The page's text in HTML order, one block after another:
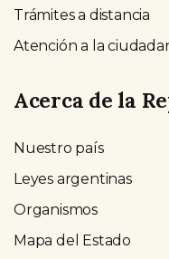
Trámites a distancia
Atención a la
Acerca de la
Nuestro país
Leyes argentinas
Organismos
Mapa del Estado